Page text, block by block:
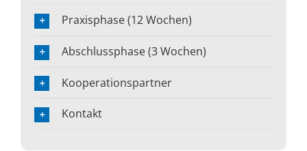
Praxisphase (12 Wochen)
Abschlussphase (3 Wochen)
Kooperationspartner
Kontakt